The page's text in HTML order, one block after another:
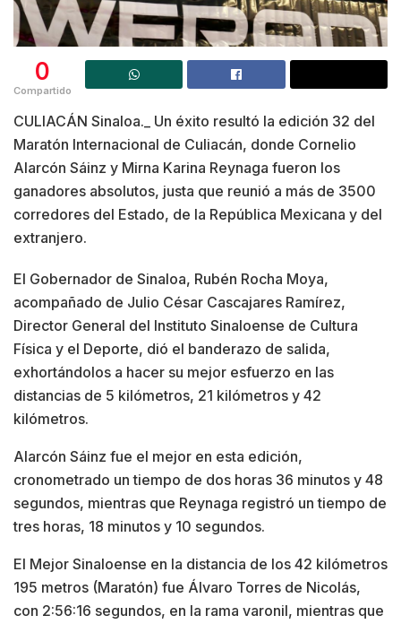
0
Compartido
CULIACÁN Sinaloa._ Un éxito resultó la edición 32 del
Maratón Internacional de Culiacán, donde Cornelio
Alarcón Sáinz y Mirna Karina Reynaga fueron los
ganadores absolutos, justa que reunió a más de 3500
corredores del Estado, de la República Mexicana y del
extranjero.
El Gobernador de Sinaloa, Rubén Rocha Moya,
acompañado de Julio César Cascajares Ramírez,
Director General del Instituto Sinaloense de Cultura
Física y el Deporte, dió el banderazo de salida,
exhortándolos a hacer su mejor esfuerzo en las
distancias de 5 kilómetros, 21 kilómetros y 42
kilómetros.
Alarcón Sáinz fue el mejor en esta edición,
cronometrado un tiempo de dos horas 36 minutos y 48
segundos, mientras que Reynaga registró un tiempo de
tres horas, 18 minutos y 10 segundos.
El Mejor Sinaloense en la distancia de los 42 kilómetros
195 metros (Maratón) fue Álvaro Torres de Nicolás,
con 2:56:16 segundos, en la rama varonil, mientras que